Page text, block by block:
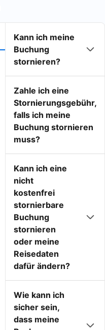
Kann ich meine
Buchung
stornieren?
Zahle ich eine
Stornierungsgebühr,
falls ich meine
Buchung stornieren
muss?
Kann ich eine
nicht
kostenfrei
stornierbare
Buchung
stornieren
oder meine
Reisedaten
dafür ändern?
Wie kann ich
sicher sein,
dass meine